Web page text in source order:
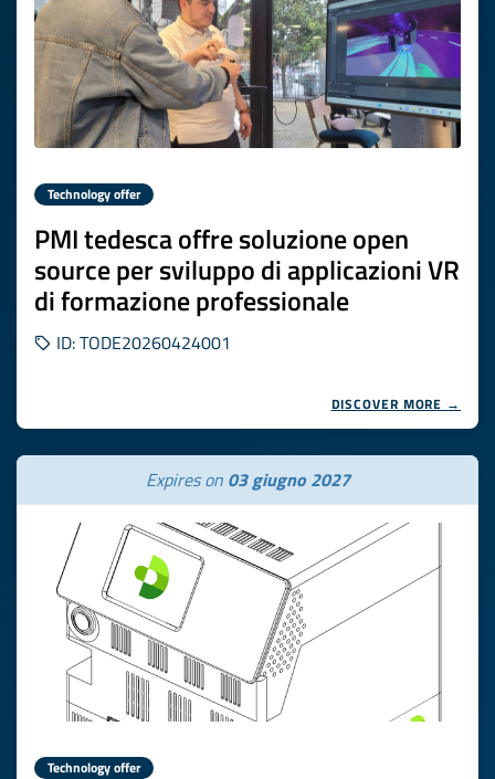
Technology offer
PMI tedesca offre soluzione open
source per sviluppo di applicazioni VR
di formazione professionale
ID: TODE20260424001
DISCOVER MORE →
Expires on 03 giugno 2027
Technology offer